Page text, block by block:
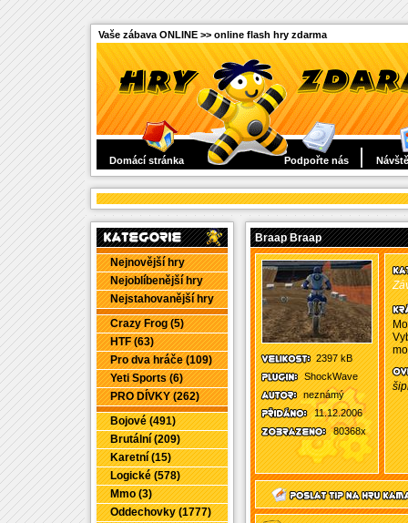
Vaše zábava ONLINE >> online flash hry zdarma
Domácí stránka Podpořte nás
Nejnovější hry
Nejoblíbenější hry
Nejstahovanější hry
Crazy Frog (5)
HTF (63)
Pro dva hráče (109)
Yeti Sports (6)
PRO DÍVKY (262)
Bojové (491)
Brutální (209)
Karetní (15)
Logické (578)
Mmo (3)
Oddechovky (1777)
Braap Braap
2397 kB
ShockWave
neznámý
11.12.2006
80368x